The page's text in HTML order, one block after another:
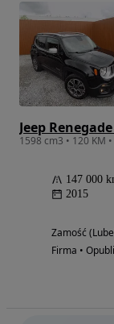
Jeep
147 000
2015
Zamość
Firma •